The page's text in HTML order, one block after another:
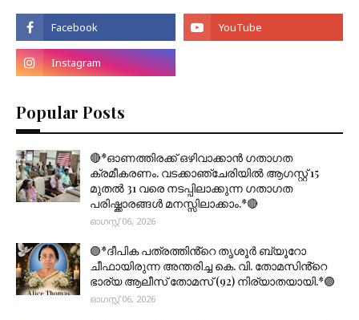
Popular Posts
🔴*ഓണത്തിരക്ക് ഒഴിവാക്കാൻ ഗതാഗത
ക്രമീകരണം. വടക്കാഞ്ചേരിയിൽ ആഗസ്റ്റ് 15
മുതല്‍ 31 വരെ നടപ്പിലാക്കുന്ന ഗതാഗത
പരിഷ്ക്കാരങ്ങൾ മനസ്സിലാക്കാം.*🔴
ഓഗസ്റ്റ് 06, 2026
🟣*ദീപിക പത്രത്തിൻ്റെ തൃശൂർ ബ്യൂറോ
ചീഫായിരുന്ന അന്തരിച്ച കെ. വി. തോമസിൻ്റെ
ഭാര്യ ആലീസ് തോമസ് (92) നിര്യാതയായി.*🟣
ഓഗസ്റ്റ് 06, 2026